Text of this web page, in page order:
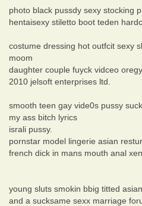
photo black pussdy sexy stocking
hentaisexy stiletto boot teden
costume dressing hot outfcit sexy
moom
daughter couple fuyck vidceo
2010 jelsoft enterprises ltd.
smooth teen gay vide0s pussy
my ass bitch lyrics
israli pussy.
pornstar model lingerie asian
french dick in mans mouth anal
young sluts smokin bbig titted
and a sucksame sexx marriage